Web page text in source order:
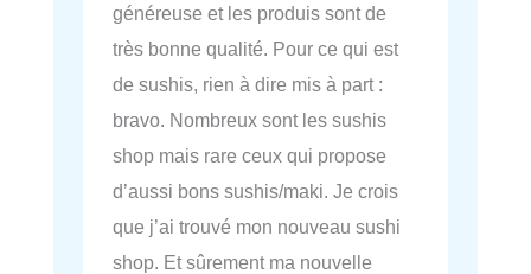
généreuse et les produis sont de
très bonne qualité. Pour ce qui est
de sushis, rien à dire mis à part :
bravo. Nombreux sont les sushis
shop mais rare ceux qui propose
d’aussi bons sushis/maki. Je crois
que j’ai trouvé mon nouveau sushi
shop. Et sûrement ma nouvelle